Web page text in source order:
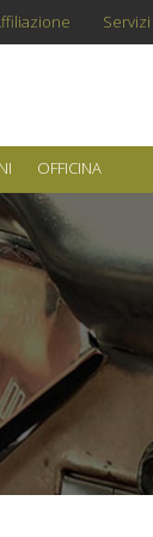
Servizi
OFFICINA